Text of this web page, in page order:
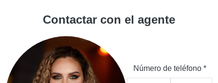
Contactar con el agente
Número de teléfono *